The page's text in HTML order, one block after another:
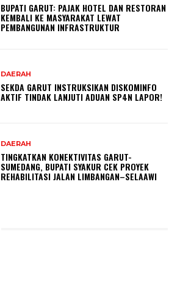
BUPATI GARUT: PAJAK HOTEL DAN RESTORAN
KEMBALI KE MASYARAKAT LEWAT
PEMBANGUNAN INFRASTRUKTUR
DAERAH
SEKDA GARUT INSTRUKSIKAN DISKOMINFO
AKTIF TINDAK LANJUTI ADUAN SP4N LAPOR!
DAERAH
TINGKATKAN KONEKTIVITAS GARUT-
SUMEDANG, BUPATI SYAKUR CEK PROYEK
REHABILITASI JALAN LIMBANGAN–SELAAWI